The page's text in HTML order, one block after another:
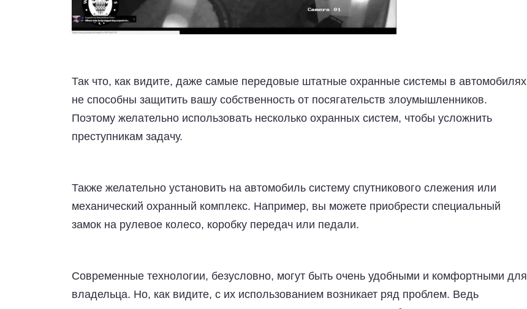
Так что, как видите, даже самые передовые штатные охранные системы в автомобилях
не способны защитить вашу собственность от посягательств злоумышленников.
Поэтому желательно использовать несколько охранных систем, чтобы усложнить
преступникам задачу.
Также желательно установить на автомобиль систему спутникового слежения или
механический охранный комплекс. Например, вы можете приобрести специальный
замок на рулевое колесо, коробку передач или педали.
Современные технологии, безусловно, могут быть очень удобными и комфортными для
владельца. Но, как видите, с их использованием возникает ряд проблем. Ведь